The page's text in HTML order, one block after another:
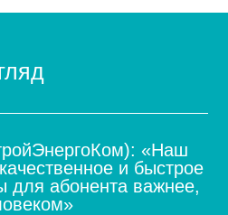
«Наш
и быстрое
для абонента важнее,